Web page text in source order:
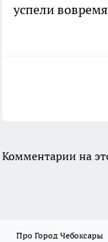
успели
Комментарии на
Про Город Чебоксары